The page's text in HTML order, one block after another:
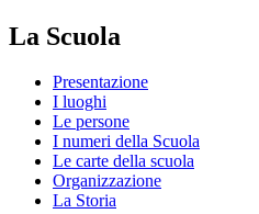
La Scuola
Presentazione
I luoghi
Le persone
I numeri della Scuola
Le carte della scuola
Organizzazione
La Storia